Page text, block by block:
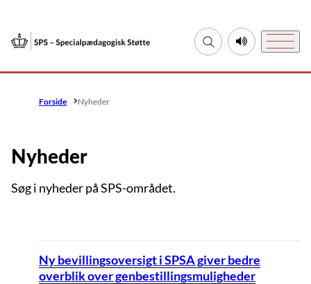
Gå til forsiden Fold søgefelt udLyt til denne side
Menu
Forside Nyheder
Nyheder
Søg i nyheder på SPS-området.
Ny bevillingsoversigt i SPSA giver bedre
overblik over genbestillingsmuligheder